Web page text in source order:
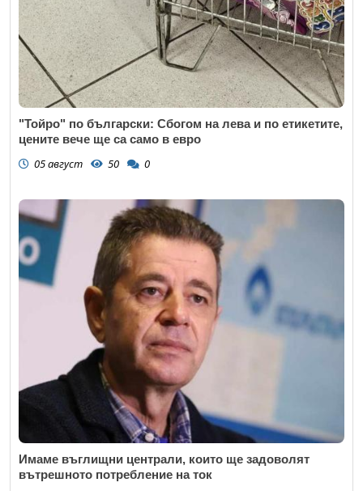
"Тойро" по български: Сбогом на лева и по етикетите,
цените вече ще са само в евро
05 август 50 0
Имаме въглищни централи, които ще задоволят
вътрешното потребление на ток